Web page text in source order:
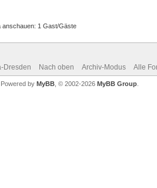
anschauen: 1 Gast/Gäste
Dresden Nach oben Archiv-Modus Alle
, Powered by MyBB , © 2002-2026 MyBB Group